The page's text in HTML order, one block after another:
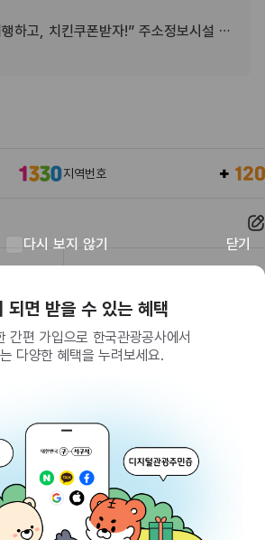
“전북특별자치도 여행하고, 치킨쿠폰받자!” 주소정보시설 SNS 인증이벤트
다시 보지 않기 닫기
되면 받을 수 있는 혜택
간편 가입으로 한국관광공사에서
다양한 혜택을 누려보세요.
지역번호
50707
울중구-1234호